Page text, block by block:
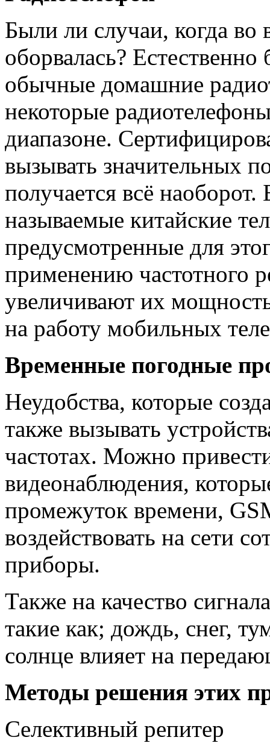
Были ли случаи, когда во
оборвалась?
обычные домашние
некоторые
диапазоне.
вызывать значительных
получается всё
называемые китайские
предусмотренные для
применению частотного
увеличивают их
на работу мобильных
Временные погодные
Неудобства, которые
также вызывать
частотах. Можно
видеонаблюдения,
промежуток времени,
воздействовать на сети
приборы.
Также на качество
такие как; дождь, снег,
солнце влияет на
Методы решения этих
Селективный репитер